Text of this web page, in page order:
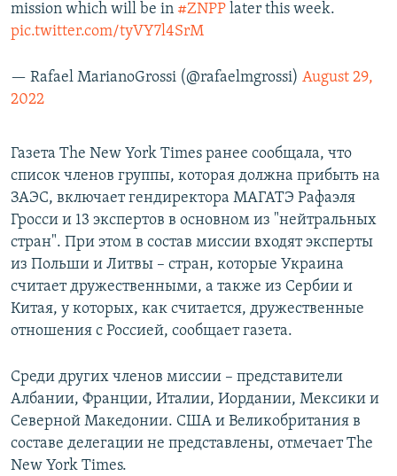
mission which will be in #ZNPP later this week.
pic.twitter.com/tyVY7l4SrM
— Rafael MarianoGrossi (@rafaelmgrossi) August 29,
2022
Газета The New York Times ранее сообщала, что
список членов группы, которая должна прибыть на
ЗАЭС, включает гендиректора МАГАТЭ Рафаэля
Гросси и 13 экспертов в основном из "нейтральных
стран". При этом в состав миссии входят эксперты
из Польши и Литвы – стран, которые Украина
считает дружественными, а также из Сербии и
Китая, у которых, как считается, дружественные
отношения с Россией, сообщает газета.
Среди других членов миссии – представители
Албании, Франции, Италии, Иордании, Мексики и
Северной Македонии. США и Великобритания в
составе делегации не представлены, отмечает The
New York Times.